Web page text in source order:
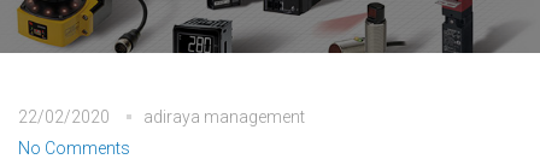
22/02/2020
adiraya management
No Comments